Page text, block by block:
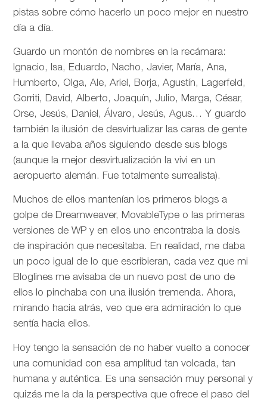
pistas sobre cómo hacerlo un poco mejor en nuestro
día a día.
Guardo un montón de nombres en la recámara:
Ignacio, Isa, Eduardo, Nacho, Javier, María, Ana,
Humberto, Olga, Ale, Ariel, Borja, Agustín, Lagerfeld,
Gorriti, David, Alberto, Joaquín, Julio, Marga, César,
Orse, Jesús, Daniel, Álvaro, Jesús, Agus… Y guardo
también la ilusión de desvirtualizar las caras de gente
a la que llevaba años siguiendo desde sus blogs
(aunque la mejor desvirtualización la vivi en un
aeropuerto alemán. Fue totalmente surrealista).
Muchos de ellos mantenían los primeros blogs a
golpe de Dreamweaver, MovableType o las primeras
versiones de WP y en ellos uno encontraba la dosis
de inspiración que necesitaba. En realidad, me daba
un poco igual de lo que escribieran, cada vez que mi
Bloglines me avisaba de un nuevo post de uno de
ellos lo pinchaba con una ilusión tremenda. Ahora,
mirando hacia atrás, veo que era admiración lo que
sentía hacia ellos.
Hoy tengo la sensación de no haber vuelto a conocer
una comunidad con esa amplitud tan volcada, tan
humana y auténtica. Es una sensación muy personal y
quizás me la da la perspectiva que ofrece el paso del